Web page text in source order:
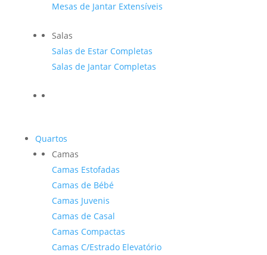
Mesas de Jantar Extensíveis
Salas
Salas de Estar Completas
Salas de Jantar Completas
Quartos
Camas
Camas Estofadas
Camas de Bébé
Camas Juvenis
Camas de Casal
Camas Compactas
Camas C/Estrado Elevatório